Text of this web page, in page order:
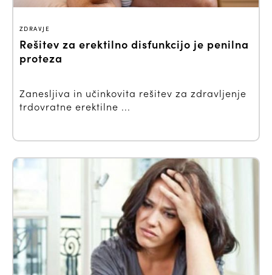
ZDRAVJE
Rešitev za erektilno disfunkcijo je penilna
proteza
Zanesljiva in učinkovita rešitev za zdravljenje
trdovratne erektilne ...